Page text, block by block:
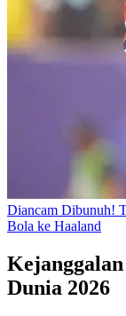
Diancam Dibunuh!
Bola ke Haaland
Dunia 2026